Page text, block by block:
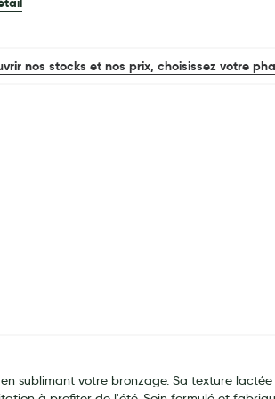
nos stocks et nos prix, choisissez votre
sublimant votre bronzage. Sa texture